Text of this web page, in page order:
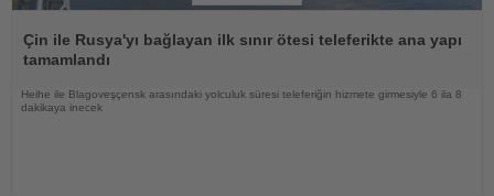
Oku
Çin ile Rusya'yı bağlayan ilk sınır ötesi teleferikte ana yapı
tamamlandı
Heihe ile Blagoveşçensk arasındaki yolculuk süresi teleferiğin hizmete girmesiyle 6 ila 8
dakikaya inecek